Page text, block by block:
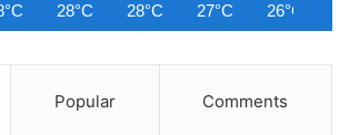
28°C 28°C 27°C 26°C
Popular Comments